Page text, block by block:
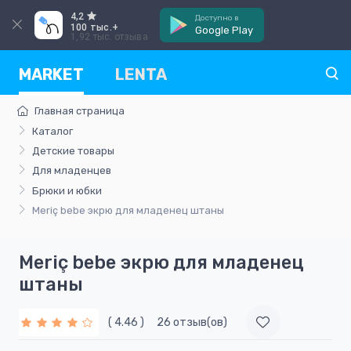
4,2
100 тыс.+
1,92 тыс. отзыва
Доступно в
Google Play
MARKET LENTA
Главная страница
Каталог
Детские товары
Для младенцев
Брюки и юбки
Meriç bebe экрю для младенец штаны
Meriç bebe экрю для младенец
штаны
( 4.46 ) 26 отзыв(ов)